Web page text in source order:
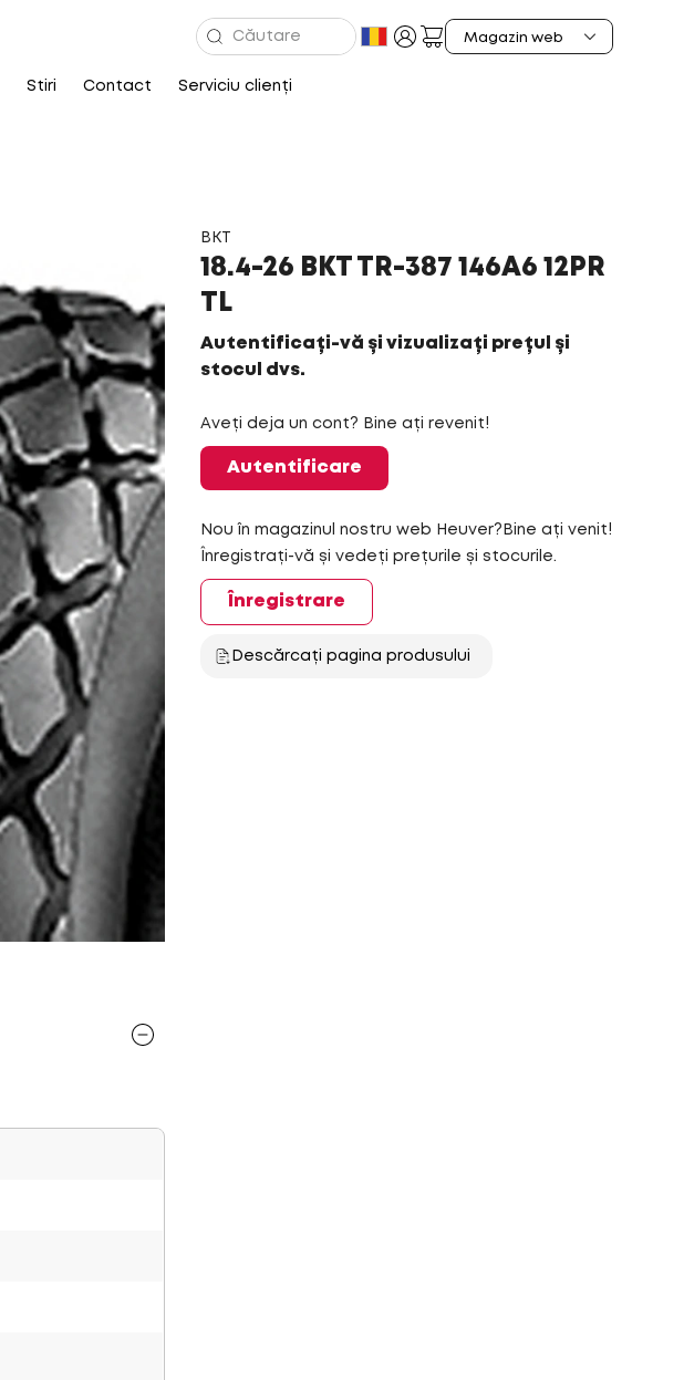
Stiri Contact Serviciu clienți
BKT
18.4-26 BKT TR-387 146A6 12PR
TL
Autentificați-vă și vizualizați prețul și
stocul dvs.
Aveți deja un cont? Bine ați revenit!
Autentificare
Nou în magazinul nostru web Heuver?Bine ați venit!
Înregistrați-vă și vedeți prețurile și stocurile.
Înregistrare
Descărcați pagina produsului